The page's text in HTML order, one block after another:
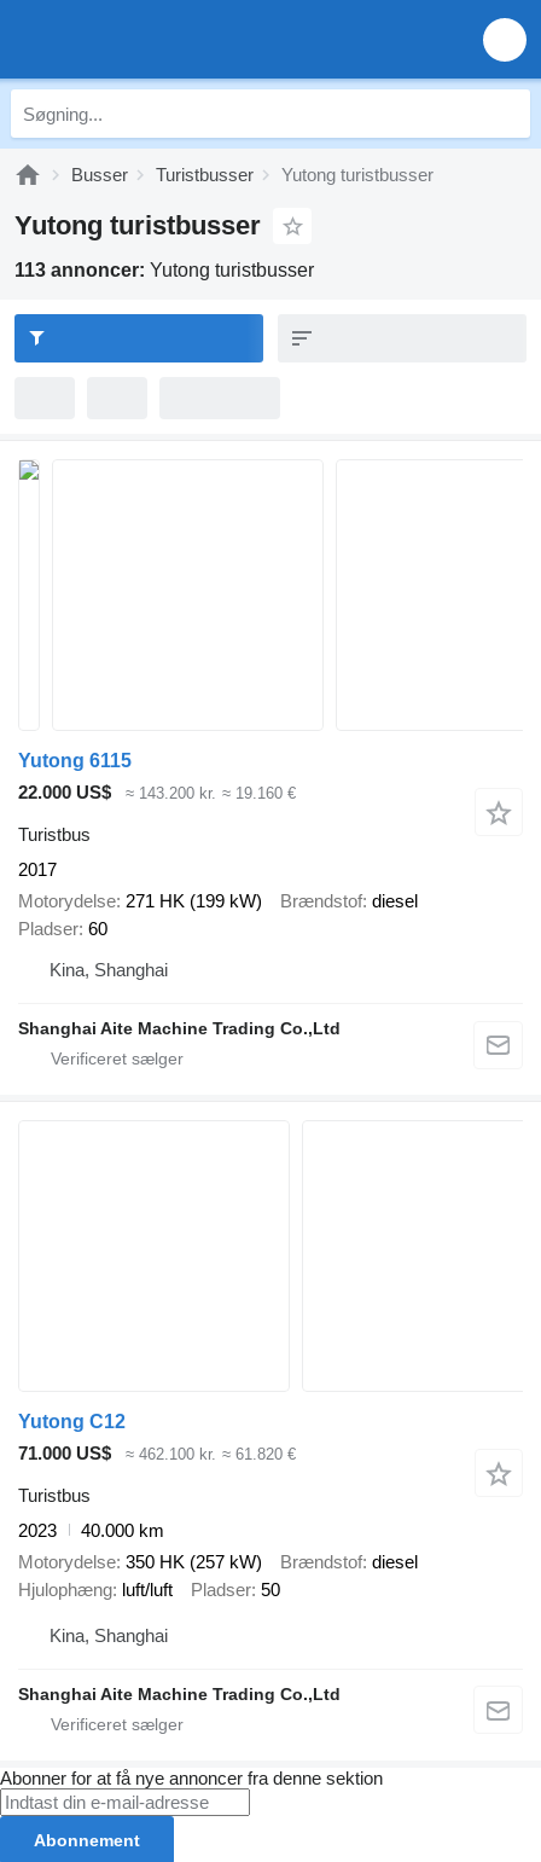
Busser Turistbusser Yutong turistbusser
Yutong turistbusser
113 annoncer: Yutong turistbusser
Yutong 6115
22.000 US$
≈ 143.200 kr. ≈ 19.160 €
Turistbus
2017
Motorydelse 271 HK (199 kW) Brændstof diesel
Pladser 60
Kina, Shanghai
Shanghai Aite Machine Trading Co.,Ltd
Yutong C12
71.000 US$
≈ 462.100 kr. ≈ 61.820 €
Turistbus
2023
40.000 km
Motorydelse 350 HK (257 kW) Brændstof diesel
Hjulophæng luft/luft Pladser 50
Kina, Shanghai
Shanghai Aite Machine Trading Co.,Ltd
Abonner for at få nye annoncer fra denne sektion
Abonnement